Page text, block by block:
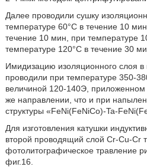
Далее проводили сушку
температуре 60°C в течение 10
течение 10 мин, при температуре
температуре 120°C в течение 30
Имидизацию изоляционного слоя в
проводили при температуре 350-
величиной 120-140Э, приложенном
же направлении, что и при
структуры «FeNi(FeNiCo)-Ta-
Для изготовления катушки
второй проводящий слой Cr-Cu-Cr
фотолитографическое травление
фиг.16.